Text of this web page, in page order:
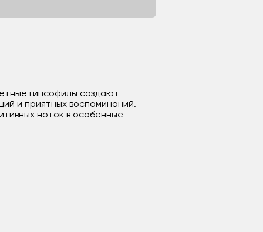
гипсофилы создают
и приятных воспоминаний.
ноток в особенные